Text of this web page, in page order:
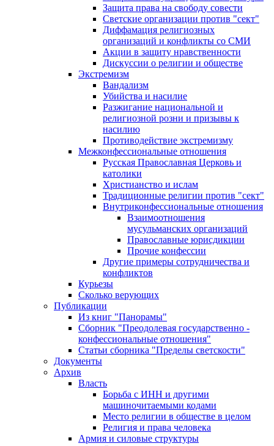
Защита права на свободу совести
Светские организации против "сект"
Диффамация религиозных
организаций и конфликты со СМИ
Акции в защиту нравственности
Дискуссии о религии и обществе
Экстремизм
Вандализм
Убийства и насилие
Разжигание национальной и
религиозной розни и призывы к
насилию
Противодействие экстремизму
Межконфессиональные отношения
Русская Православная Церковь и
католики
Христианство и ислам
Традиционные религии против "сект"
Внутриконфессиональные отношения
Взаимоотношения
мусульманских организаций
Православные юрисдикции
Прочие конфессии
Другие примеры сотрудничества и
конфликтов
Курьезы
Сколько верующих
Публикации
Из книг "Панорамы"
Сборник "Преодолевая государственно -
конфессиональные отношения"
Статьи сборника "Пределы светскости"
Документы
Архив
Власть
Борьба с ИНН и другими
машиночитаемыми кодами
Место религии в обществе в целом
Религия и права человека
Армия и силовые структуры